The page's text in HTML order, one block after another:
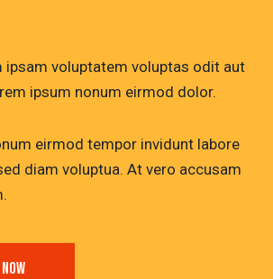
ipsam voluptatem voluptas odit aut
ipsum nonum eirmod dolor.
eirmod tempor invidunt labore
diam voluptua. At vero accusam